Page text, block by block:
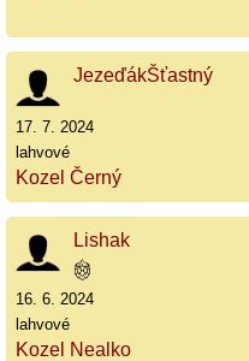
JezeďákŠťastný
17. 7. 2024
lahvové
Kozel Černý
Lishak
16. 6. 2024
lahvové
Kozel Nealko